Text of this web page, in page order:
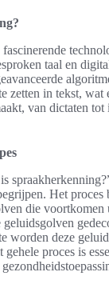
taal en
zetten in tekst, wat
van dictaten tot
Het proces
die voortkomen
worden deze
proces is